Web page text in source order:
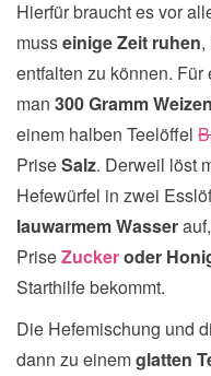
Hierfür braucht es vor
musseinige Zeit ruhen,
entfalten zu können.
man 300 Gramm
einem halben Teelöffel
PriseSalz. Derweil löst
Hefewürfel in zwei
lauwarmem Wasser
PriseZuckeroder
Starthilfe bekommt.
Die Hefemischung und
dann zu einemglatten